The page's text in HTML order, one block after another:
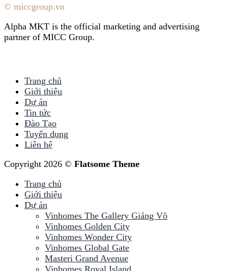
© miccgroup.vn
Alpha MKT is the official marketing and advertising
partner of MICC Group.
Trang chủ
Giới thiệu
Dự án
Tin tức
Đào Tạo
Tuyển dụng
Liên hệ
Copyright 2026 © Flatsome Theme
Trang chủ
Giới thiệu
Dự án
Vinhomes The Gallery Giảng Võ
Vinhomes Golden City
Vinhomes Wonder City
Vinhomes Global Gate
Masteri Grand Avenue
Vinhomes Royal Island